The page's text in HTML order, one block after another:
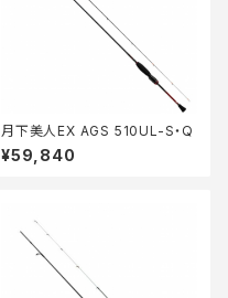
月下美人EX AGS 510UL-S・Q
¥59,840